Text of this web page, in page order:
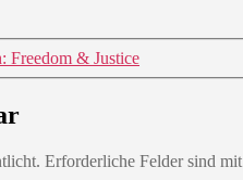
Freedom & Justice
Erforderliche Felder sind mit